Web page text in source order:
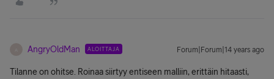
AngryOldMan ALOITTAJA Forum|Forum|14 years ago
Tilanne on ohitse. Roinaa siirtyy entiseen malliin, erittäin hitaasti,